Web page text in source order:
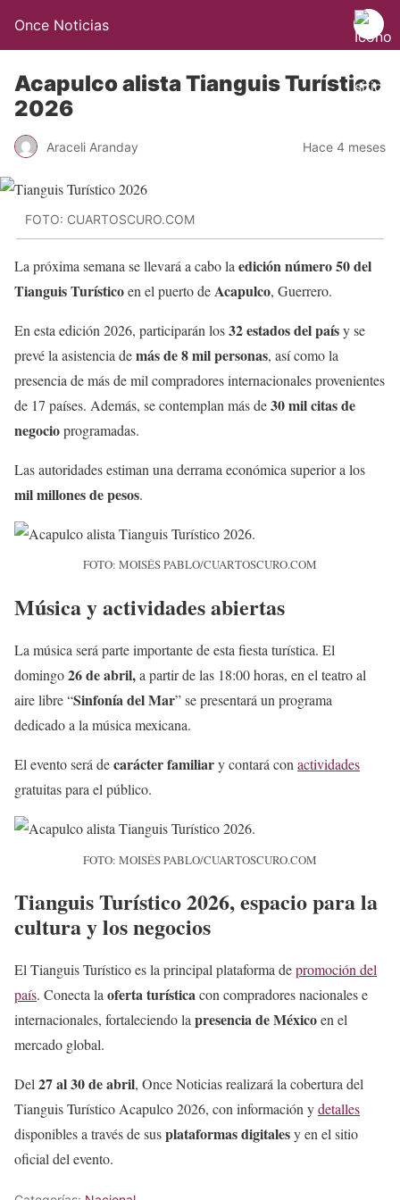
Once Noticias
Acapulco alista Tianguis Turístico
2026
Araceli Aranday Hace 4 meses
FOTO: CUARTOSCURO.COM
La próxima semana se llevará a cabo la edición número 50 del
Tianguis Turísticoen el puerto deAcapulco, Guerrero.
En esta edición 2026, participarán los32 estados del paísy se
prevé la asistencia demás de 8 mil personas, así como la
presencia de más de mil compradores internacionales provenientes
de 17 países. Además, se contemplan más de30 mil citas de
negocioprogramadas.
Las autoridades estiman una derrama económica superior a los
mil millones de pesos.
FOTO: MOISÉS PABLO/CUARTOSCURO.COM
Música y actividades abiertas
La música será parte importante de esta fiesta turística. El
domingo26 de abril,a partir de las 18:00 horas, en el teatro al
aire libre “Sinfonía del Mar” se presentará un programa
dedicado a la música mexicana.
El evento será decarácter familiary contará con actividades
gratuitas para el público.
FOTO: MOISÉS PABLO/CUARTOSCURO.COM
Tianguis Turístico 2026, espacio para la
cultura y los negocios
El Tianguis Turístico es la principal plataforma depromoción del
país. Conecta laoferta turísticacon compradores nacionales e
internacionales, fortaleciendo lapresencia de Méxicoen el
mercado global.
Del27 al 30 de abril, Once Noticias realizará la cobertura del
Tianguis Turístico Acapulco 2026, con información ydetalles
disponibles a través de susplataformas digitalesy en el sitio
oficial del evento.